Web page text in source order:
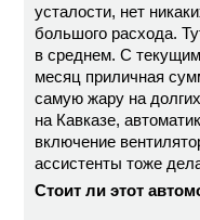
усталости, нет
большого расхода.
в среднем. С
месяц приличная
самую жару на
на Кавказе,
включение
ассистенты тоже
Стоит ли этот